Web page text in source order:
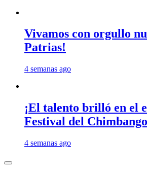
Vivamos con orgullo
Patrias!
4 semanas ago
¡El talento brilló en el
Festival del
4 semanas ago